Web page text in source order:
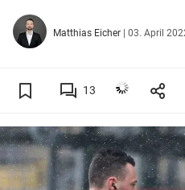
Matthias Eicher | 03. April
13